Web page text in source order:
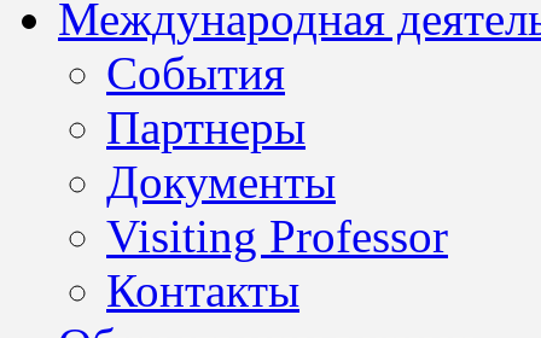
Международная
События
Партнеры
Документы
Visiting Professor
Контакты